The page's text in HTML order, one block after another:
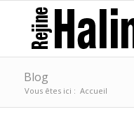
Blog
Vous êtes ici : Accueil